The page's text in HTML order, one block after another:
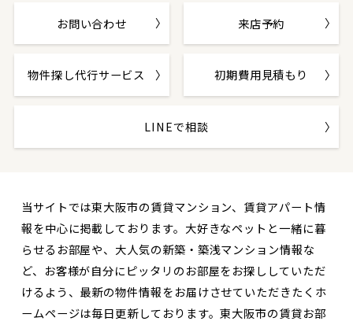
お問い合わせ 来店予約
物件探し代行サービス 初期費用見積もり
LINEで相談
当サイトでは東大阪市の賃貸マンション、賃貸アパート情
報を中心に掲載しております。大好きなペットと一緒に暮
らせるお部屋や、大人気の新築・築浅マンション情報な
ど、お客様が自分にピッタリのお部屋をお探ししていただ
けるよう、最新の物件情報をお届けさせていただきたくホ
ームページは毎日更新しております。東大阪市の賃貸お部